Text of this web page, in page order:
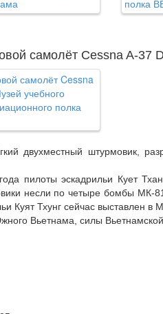
самолёт Cessna A-37
двухместный штурмовик,
пилоты эскадрильи Кует
несли по четыре бомбы МК-
Куят Тхунг сейчас
Вьетнама, силы